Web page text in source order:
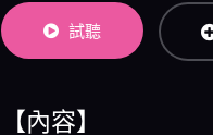
試聽
【內容】